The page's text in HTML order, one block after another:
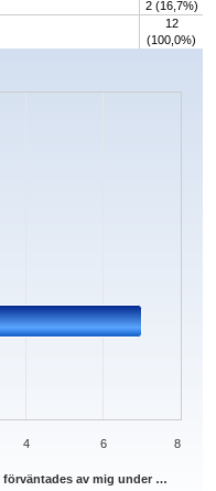
2 (16,7%)
12
(100,0%)
from 0 to 7.
förväntades av mig under …
4 6 8